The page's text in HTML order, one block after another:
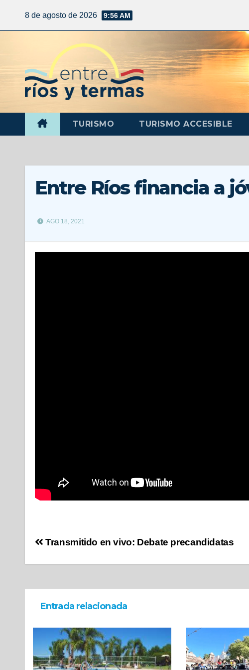
8 de agosto de 2026 9:56 AM
TURISMO TURISMO ACCESIBLE
Entre Ríos financia a
AGO 18, 2021
Transmitido en vivo: Debate precandidatas
Entrada relacionada